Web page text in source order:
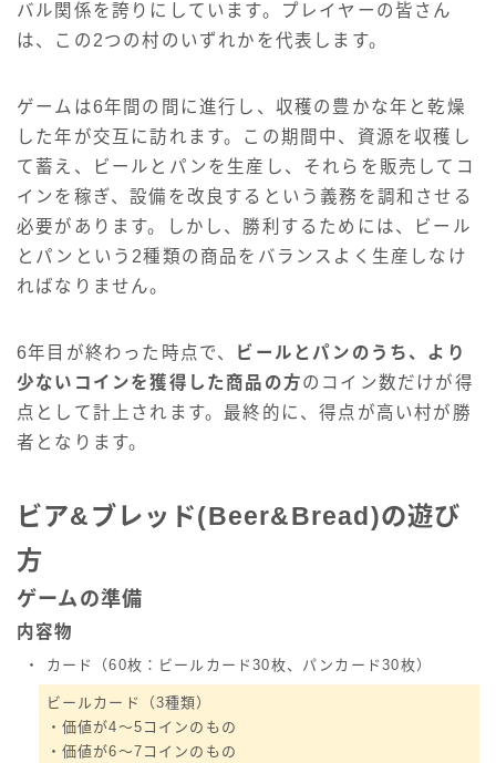
バル関係を誇りにしています。プレイヤーの皆さん
は、この2つの村のいずれかを代表します。
ゲームは6年間の間に進行し、収穫の豊かな年と乾燥
した年が交互に訪れます。この期間中、資源を収穫し
て蓄え、ビールとパンを生産し、それらを販売してコ
インを稼ぎ、設備を改良するという義務を調和させる
必要があります。しかし、勝利するためには、ビール
とパンという2種類の商品をバランスよく生産しなけ
ればなりません。
6年目が終わった時点で、
ビールとパンのうち、より
少ないコインを獲得した商品の方のコイン数だけが得
点として計上されます。最終的に、得点が高い村が勝
者となります。
ビア&ブレッド(Beer&Bread)の遊び
方
ゲームの準備
内容物
・ カード（60枚：ビールカード30枚、パンカード30枚）
ビールカード（3種類）
・価値が4～5コインのもの
・価値が6～7コインのもの